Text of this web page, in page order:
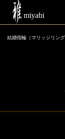
結婚指輪（マリッジリン